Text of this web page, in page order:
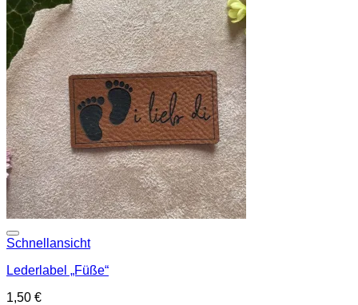
Schnellansicht
Lederlabel „Füße“
1,50 €